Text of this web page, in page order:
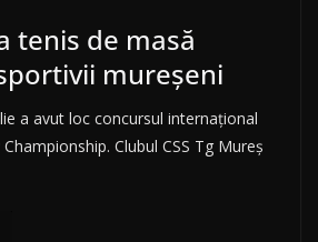
tenis de masă
mureșeni
a avut loc concursul internațional
Clubul CSS Tg Mureș